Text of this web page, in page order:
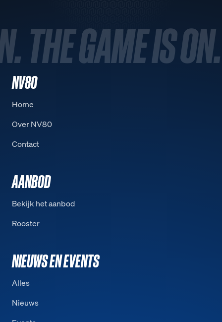
THE GAME IS ON.
NV80
Home
Over NV80
Contact
AANBOD
Bekijk het aanbod
Rooster
NIEUWS EN EVENTS
Alles
Nieuws